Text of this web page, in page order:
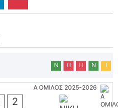
Ν Η Η Ν Ι
Α ΟΜΙΛΟΣ 2025-2026
2